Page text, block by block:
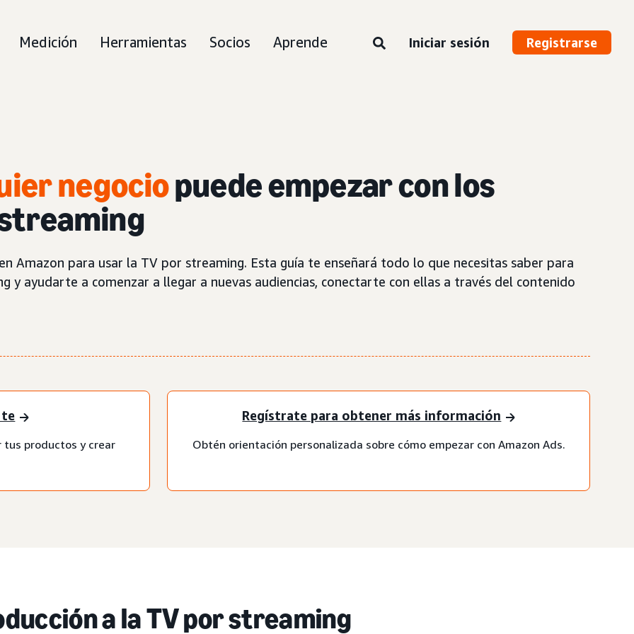
Medición Herramientas Socios Aprende Iniciar sesión Registrarse
negociopuede empezar conlos
Amazon para usar la TV por streaming. Esta guía te enseñará todo lo que necesitas saber para
y ayudarte a comenzar a llegar a nuevas audiencias, conectarte con ellas a través del contenido
tus productos y crear
Regístrate para obtener más información
Obtén orientación personalizada sobre cómo empezar con Amazon Ads.
a la TV por streaming